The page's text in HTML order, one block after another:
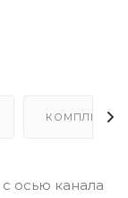
осью канала